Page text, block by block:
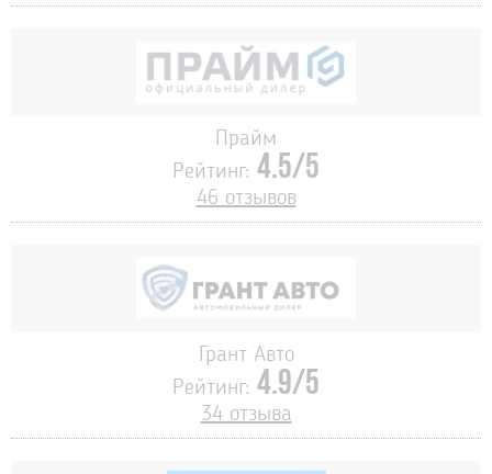
Прайм
Рейтинг: 4.5/5
46 отзывов
Грант Авто
Рейтинг: 4.9/5
34 отзыва